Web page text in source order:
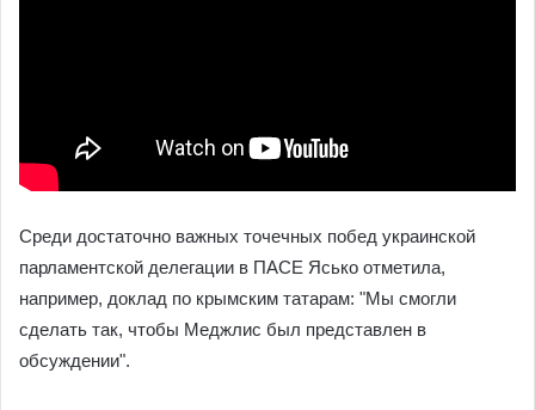
Среди достаточно важных точечных побед украинской
парламентской делегации в ПАСЕ Ясько отметила,
например, доклад по крымским татарам: "Мы смогли
сделать так, чтобы Меджлис был представлен в
обсуждении".